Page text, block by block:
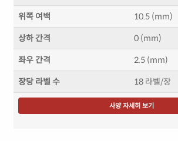
위쪽 여백 10.5 (mm)
상하 간격 0 (mm)
좌우 간격 2.5 (mm)
장당 라벨 수 18 라벨/장
사양 자세히 보기